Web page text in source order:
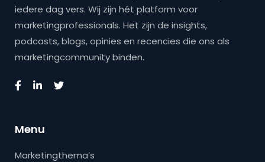
iedere dag vers. Wij zijn hét platform voor
marketingprofessionals. Het zijn de insights,
podcasts, blogs, opinies en recencies die ons als
marketingcommunity binden.
Menu
Marketingthema’s